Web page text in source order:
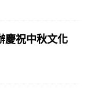
慶祝中秋文化